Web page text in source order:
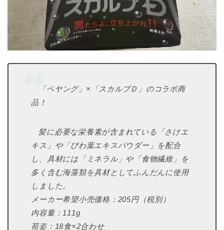
「ペヤング」×「スカルプＤ」のコラボ商
品！
髪に必要な栄養素が含まれている「さけエ
キス」や「びわ葉エキスパウダー」を配合
し、具材には「ミネラル」や「食物繊維」を
多く含む海藻類を具材としてふんだんに使用
しました。
メーカー希望小売価格：205円（税別）
内容量：111g
荷姿：18食×2合わせ